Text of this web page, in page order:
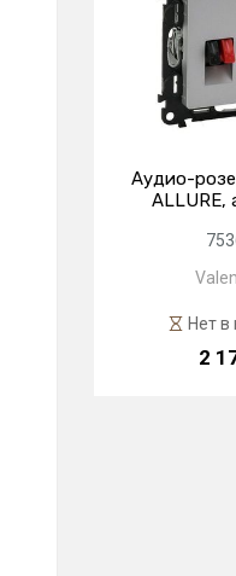
Аудио-
ALLURE,
Нет в
2